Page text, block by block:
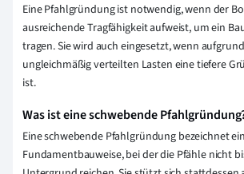
Eine Pfahlgründung ist notwendig, wenn der
ausreichende Tragfähigkeit aufweist, um ein
tragen. Sie wird auch eingesetzt, wenn
ungleichmäßig verteilten Lasten eine tiefere
ist.
Was ist eine schwebende
Eine schwebende Pfahlgründung bezeichnet
Fundamentbauweise, bei der die Pfähle nicht